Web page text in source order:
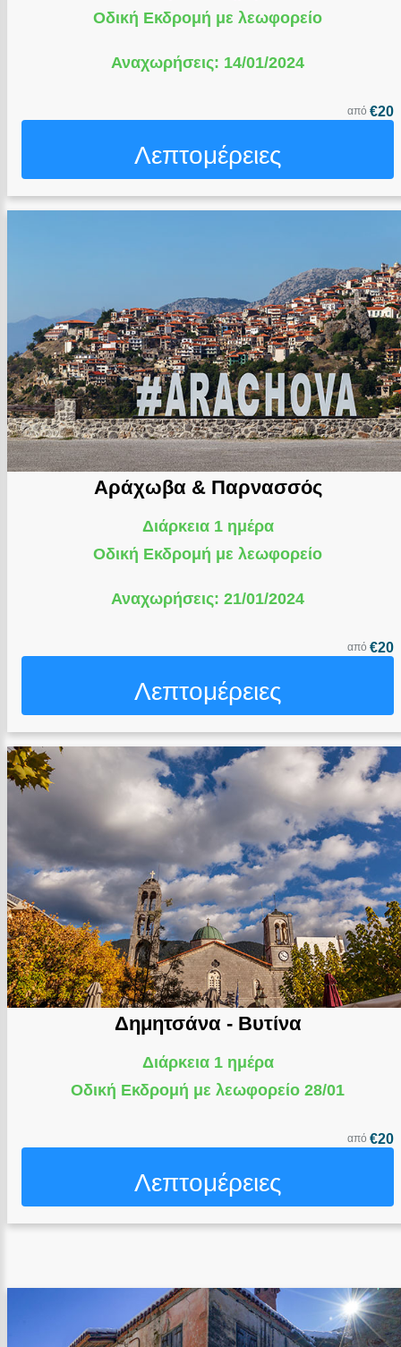
Οδική Εκδρομή με λεωφορείο
Αναχωρήσεις: 14/01/2024
από €20
Λεπτομέρειες
Αράχωβα & Παρνασσός
Διάρκεια 1 ημέρα
Οδική Εκδρομή με λεωφορείο
Αναχωρήσεις: 21/01/2024
από €20
Λεπτομέρειες
Δημητσάνα - Βυτίνα
Διάρκεια 1 ημέρα
Οδική Εκδρομή με λεωφορείο 28/01
από €20
Λεπτομέρειες